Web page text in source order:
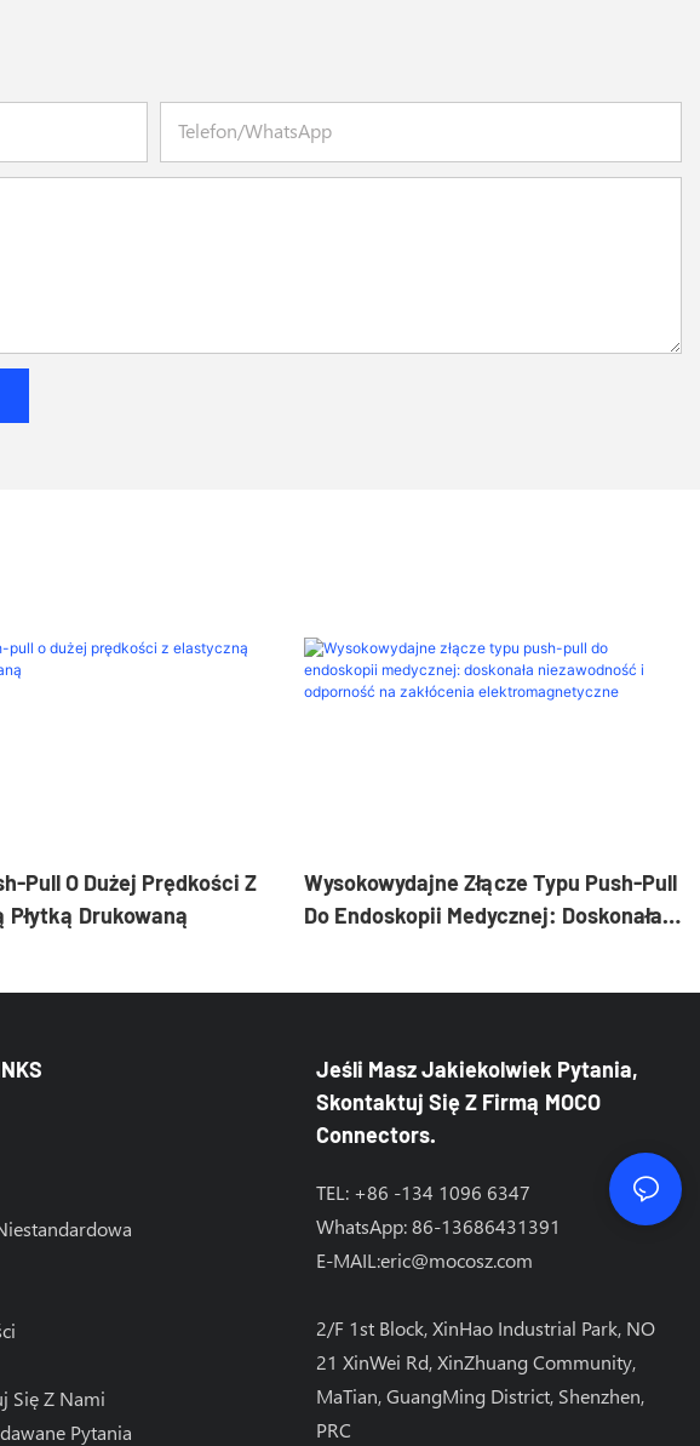
Telefon/WhatsApp
Pull O Dużej Prędkości Z
Płytką Drukowaną
Wysokowydajne Złącze Typu Push-Pull
Do Endoskopii Medycznej: Doskonała
Się Z Nami
Pytania
Jeśli Masz Jakiekolwiek Pytania,
Skontaktuj Się Z Firmą MOCO
Connectors.
TEL: +86 -134 1096 6347
WhatsApp: 86-13686431391
E-MAIL:eric@mocosz.com
2/F 1st Block, XinHao Industrial Park, NO
21 XinWei Rd, XinZhuang Community,
MaTian, ​​GuangMing District, Shenzhen,
PRC